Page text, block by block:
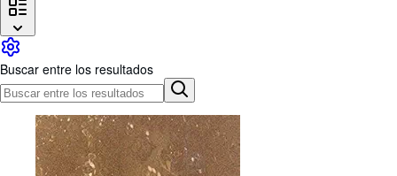
Colecciones
Libros antiguos
Arte y coleccionismo
Vendedores
Comenzar a vender
Ayuda
Buscar entre los resultados